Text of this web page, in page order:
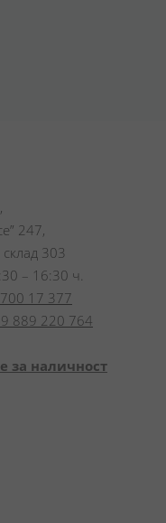
247,
303
– 16:30 ч.
17 377
889 220 764
за наличност